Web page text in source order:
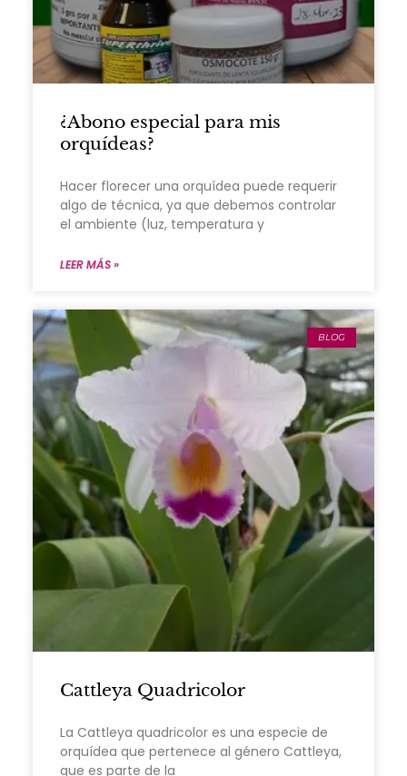
¿Abono especial para mis
orquídeas?
Hacer florecer una orquídea puede requerir
algo de técnica, ya que debemos controlar
el ambiente (luz, temperatura y
LEER MÁS »
BLOG
Cattleya Quadricolor
La Cattleya quadricolor es una especie de
orquídea que pertenece al género Cattleya,
que es parte de la